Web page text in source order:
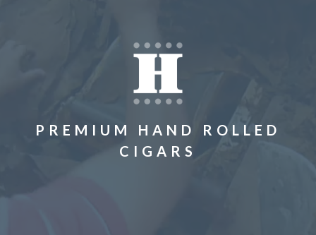
PREMIUM HAND ROLLED
CIGARS